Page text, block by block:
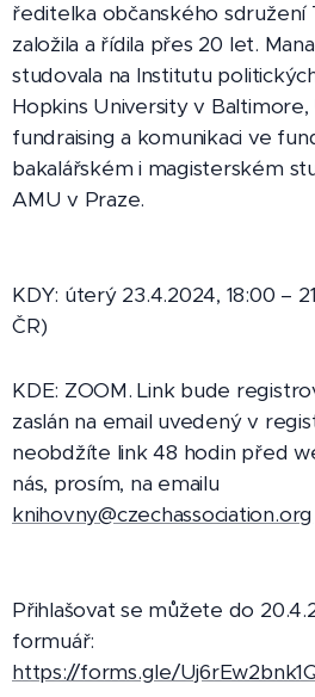
ředitelka občanského sdružení
založila a řídila přes 20 let.
studovala na Institutu
Hopkins University v Baltimore,
fundraising a komunikaci ve
bakalářském i magisterském
AMU v Praze.
KDY: úterý 23.4.2024, 18:00 –
ČR)
KDE: ZOOM. Link bude
zaslán na email uvedený v
neobdžíte link 48 hodin před
nás, prosím, na emailu
knihovny@czechassociation.org
Přihlašovat se můžete do
formuář:
https://forms.gle/